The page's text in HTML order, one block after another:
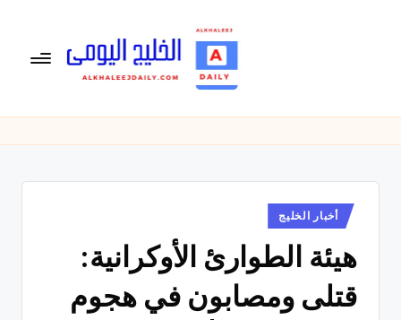
خ
يو
متابعة
الرياضية
والسياسية
والاقتصادية.
نُشر
في
أخبار الخليج
هيئة الطوارئ الأوكرانية:
قتلى ومصابون في هجوم